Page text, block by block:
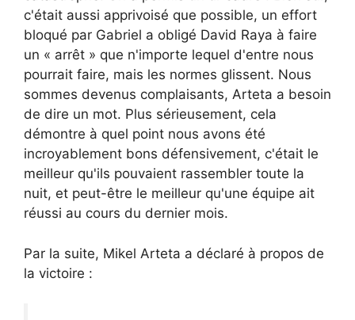
c'était aussi apprivoisé que possible, un effort
bloqué par Gabriel a obligé David Raya à faire
un « arrêt » que n'importe lequel d'entre nous
pourrait faire, mais les normes glissent. Nous
sommes devenus complaisants, Arteta a besoin
de dire un mot. Plus sérieusement, cela
démontre à quel point nous avons été
incroyablement bons défensivement, c'était le
meilleur qu'ils pouvaient rassembler toute la
nuit, et peut-être le meilleur qu'une équipe ait
réussi au cours du dernier mois.
Par la suite, Mikel Arteta a déclaré à propos de
la victoire :